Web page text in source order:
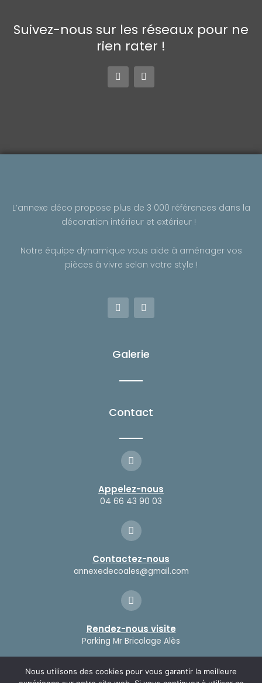
Suivez-nous sur les réseaux pour ne
rien rater !
F
a
c
f
I
n
s
L’annexe déco propose plus de 3 000 références dans la
décoration intérieur et extérieur !
Notre équipe dynamique vous aide à aménager vos
pièces à vivre selon votre style !
F
a
c
o
o
f
I
n
s
r
Galerie
Contact
Appelez-nous
04 66 43 90 03
Contactez-nous
annexedecoales@gmail.com
Rendez-nous visite
Parking Mr Bricolage Alès
Nous utilisons des cookies pour vous garantir la meilleure